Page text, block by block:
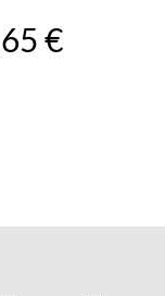
€